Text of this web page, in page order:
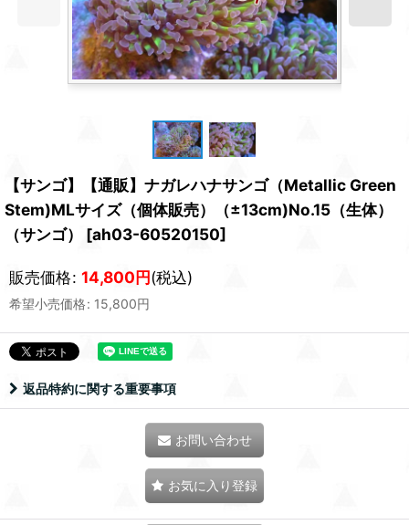
【サンゴ】【通販】ナガレハナサンゴ（Metallic Green
Stem)MLサイズ（個体販売）（±13cm)No.15（生体）
（サンゴ）
[ah03-60520150]
販売価格: 14,800円(税込)
希望小売価格: 15,800円
返品特約に関する重要事項
お問い合わせ
お気に入り登録